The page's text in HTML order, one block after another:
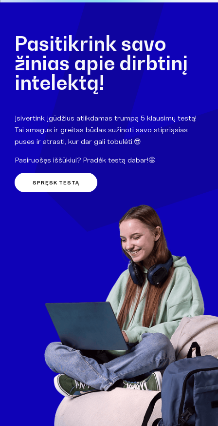
Pasitikrink savo
žinias apie dirbtinį
intelektą!
Įsivertink įgūdžius atlikdamas trumpą 5 klausimų testą!
Tai smagus ir greitas būdas sužinoti savo stipriąsias
puses ir atrasti, kur dar gali tobulėti.😎
Pasiruošęs iššūkiui? Pradėk testą dabar!🤩
SPRĘSK TESTĄ